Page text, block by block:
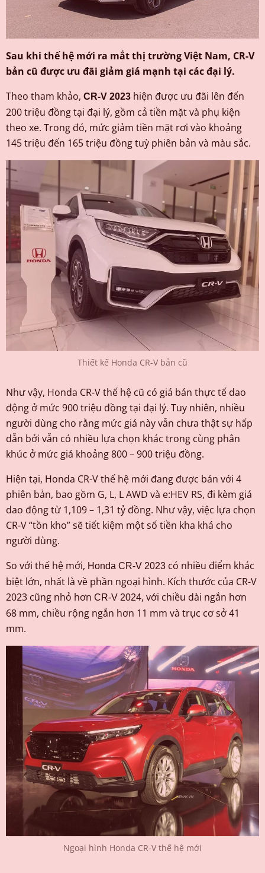
Sau khi thế hệ mới ra mắt thị trường Việt Nam, CR-V
bản cũ được ưu đãi giảm giá mạnh tại các đại lý.
Theo tham khảo, CR-V 2023 hiện được ưu đãi lên đến
200 triệu đồng tại đại lý, gồm cả tiền mặt và phụ kiện
theo xe. Trong đó, mức giảm tiền mặt rơi vào khoảng
145 triệu đến 165 triệu đồng tuỳ phiên bản và màu sắc.
Thiết kế Honda CR-V bản cũ
Như vậy, Honda CR-V thế hệ cũ có giá bán thực tế dao
động ở mức 900 triệu đồng tại đại lý. Tuy nhiên, nhiều
người dùng cho rằng mức giá này vẫn chưa thật sự hấp
dẫn bởi vẫn có nhiều lựa chọn khác trong cùng phân
khúc ở mức giá khoảng 800 – 900 triệu đồng.
Hiện tại, Honda CR-V thế hệ mới đang được bán với 4
phiên bản, bao gồm G, L, L AWD và e:HEV RS, đi kèm giá
dao động từ 1,109 – 1,31 tỷ đồng. Như vậy, việc lựa chọn
CR-V “tồn kho” sẽ tiết kiệm một số tiền kha khá cho
người dùng.
So với thế hệ mới, Honda CR-V 2023 có nhiều điểm khác
biệt lớn, nhất là về phần ngoại hình. Kích thước của CR-V
2023 cũng nhỏ hơn CR-V 2024, với chiều dài ngắn hơn
68 mm, chiều rộng ngắn hơn 11 mm và trục cơ sở 41
mm.
Ngoại hình Honda CR-V thế hệ mới